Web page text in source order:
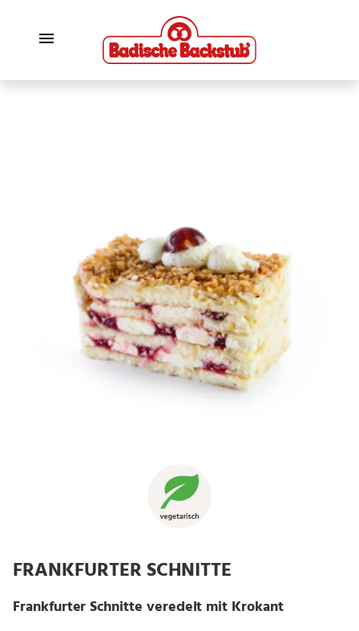
FRANKFURTER SCHNITTE
Frankfurter Schnitte veredelt mit Krokant